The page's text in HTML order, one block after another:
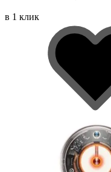
в 1 клик